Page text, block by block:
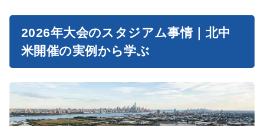
2026年大会のスタジアム事情｜北中
米開催の実例から学ぶ